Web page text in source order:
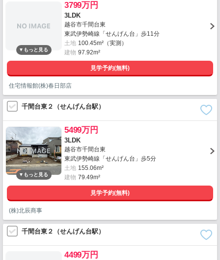
3799万円
3LDK
越谷市千間台東
東武伊勢崎線「せんげん台」歩11分
土地 100.45m²（実測）
建物 97.92m²
見学予約(無料)
住宅情報館(株)春日部店
千間台東２（せんげん台駅）
5499万円
3LDK
越谷市千間台東
東武伊勢崎線「せんげん台」歩5分
土地 155.06m²
建物 79.49m²
見学予約(無料)
(株)北辰商事
千間台東２（せんげん台駅）
4499万円